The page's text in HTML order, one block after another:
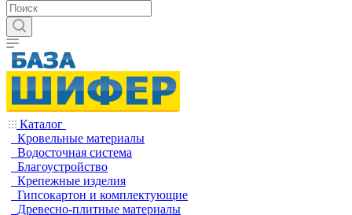
Каталог
Кровельные материалы
Водосточная система
Благоустройство
Крепежные изделия
Гипсокартон и комплектующие
Древесно-плитные материалы